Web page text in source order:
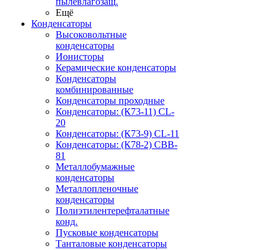
Ещё
Конденсаторы
Высоковольтные
конденсаторы
Ионисторы
Керамические конденсаторы
Конденсаторы
комбинированные
Конденсаторы проходные
Конденсаторы: (К73-11) CL-
20
Конденсаторы: (К73-9) CL-11
Конденсаторы: (К78-2) CBB-
81
Металлобумажные
конденсаторы
Металлопленочные
конденсаторы
Полиэтилентерефталатные
конд.
Пусковые конденсаторы
Танталовые конденсаторы